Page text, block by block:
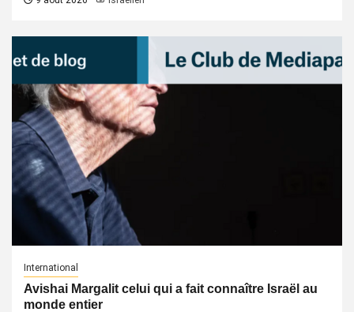
International
Avishai Margalit celui qui a fait connaître Israël au
monde entier